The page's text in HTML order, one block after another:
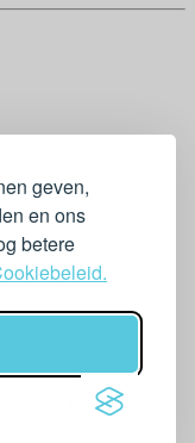
geven,
en ons
betere
you to reset